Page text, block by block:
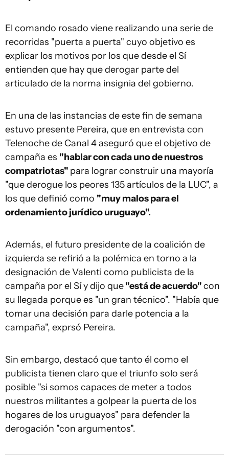
El comando rosado viene realizando una serie de
recorridas "puerta a puerta" cuyo objetivo es
explicar los motivos por los que desde el Sí
entienden que hay que derogar parte del
articulado de la norma insignia del gobierno.
En una de las instancias de este fin de semana
estuvo presente Pereira, que en entrevista con
Telenoche de Canal 4 aseguró que el objetivo de
campaña es "hablar con cada uno de nuestros
compatriotas" para lograr construir una mayoría
"que derogue los peores 135 artículos de la LUC", a
los que definió como "muy malos para el
ordenamiento jurídico uruguayo".
Además, el futuro presidente de la coalición de
izquierda se refirió a la polémica en torno a la
designación de Valenti como publicista de la
campaña por el Sí y dijo que"está de acuerdo"con
su llegada porque es "un gran técnico". "Había que
tomar una decisión para darle potencia a la
campaña", exprsó Pereira.
Sin embargo, destacó que tanto él como el
publicista tienen claro que el triunfo solo será
posible "si somos capaces de meter a todos
nuestros militantes a golpear la puerta de los
hogares de los uruguayos" para defender la
derogación "con argumentos".